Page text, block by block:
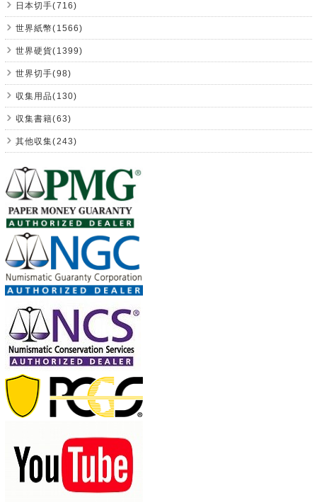
日本切手(716)
世界紙幣(1566)
世界硬貨(1399)
世界切手(98)
収集用品(130)
収集書籍(63)
其他収集(243)